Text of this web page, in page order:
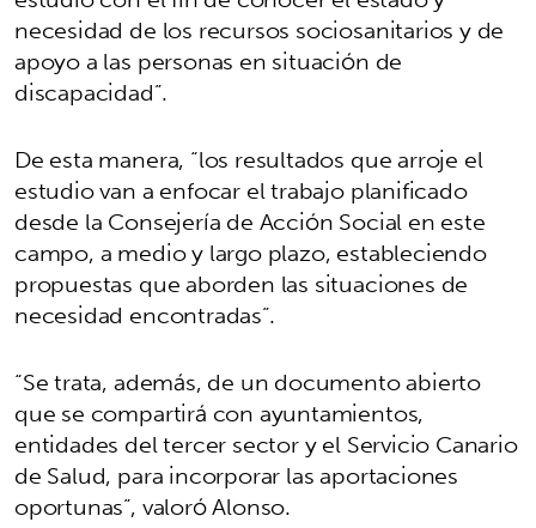
necesidad de los recursos sociosanitarios y de
apoyo a las personas en situación de
discapacidad”.
De esta manera, “los resultados que arroje el
estudio van a enfocar el trabajo planificado
desde la Consejería de Acción Social en este
campo, a medio y largo plazo, estableciendo
propuestas que aborden las situaciones de
necesidad encontradas”.
“Se trata, además, de un documento abierto
que se compartirá con ayuntamientos,
entidades del tercer sector y el Servicio Canario
de Salud, para incorporar las aportaciones
oportunas”, valoró Alonso.